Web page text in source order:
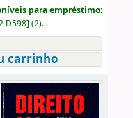
para empréstimo:
D598] (2).
carrinho